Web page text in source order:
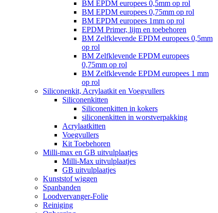
BM EPDM europees 0,5mm op rol
BM EPDM europees 0,75mm op rol
BM EPDM europees 1mm op rol
EPDM Primer, lijm en toebehoren
BM Zelfklevende EPDM europees 0,5mm
op rol
BM Zelfklevende EPDM europees
0,75mm op rol
BM Zelfklevende EPDM europees 1 mm
op rol
Siliconenkit, Acrylaatkit en Voegvullers
Siliconenkitten
Siliconenkitten in kokers
siliconenkitten in worstverpakking
Acrylaatkitten
Voegvullers
Kit Toebehoren
Milli-max en GB uitvulplaatjes
Milli-Max uitvulplaatjes
GB uitvulplaatjes
Kunststof wiggen
Spanbanden
Loodvervanger-Folie
Reiniging